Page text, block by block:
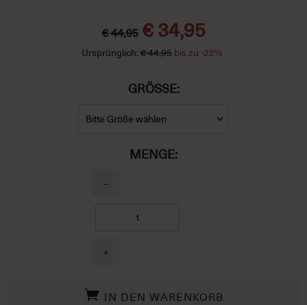
€ 44,95 € 34,95
Ursprünglich:€ 44,95bis zu -22%
GRÖSSE:
MENGE:
−
+
IN DEN WARENKORB